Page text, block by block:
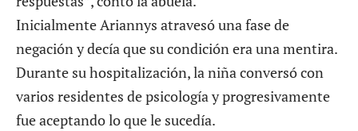
Inicialmente Ariannys atravesó una fase de
negación y decía que su condición era una mentira.
Durante su hospitalización, la niña conversó con
varios residentes de psicología y progresivamente
fue aceptando lo que le sucedía.